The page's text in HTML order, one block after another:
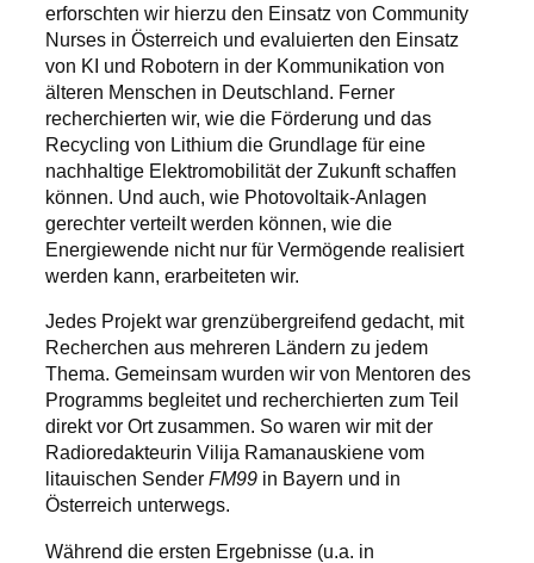
erforschten wir hierzu den Einsatz von Community
Nurses in Österreich und evaluierten den Einsatz
von KI und Robotern in der Kommunikation von
älteren Menschen in Deutschland. Ferner
recherchierten wir, wie die Förderung und das
Recycling von Lithium die Grundlage für eine
nachhaltige Elektromobilität der Zukunft schaffen
können. Und auch, wie Photovoltaik-Anlagen
gerechter verteilt werden können, wie die
Energiewende nicht nur für Vermögende realisiert
werden kann, erarbeiteten wir.
Jedes Projekt war grenzübergreifend gedacht, mit
Recherchen aus mehreren Ländern zu jedem
Thema. Gemeinsam wurden wir von Mentoren des
Programms begleitet und recherchierten zum Teil
direkt vor Ort zusammen. So waren wir mit der
Radioredakteurin Vilija Ramanauskiene vom
litauischen SenderFM99 in Bayern und in
Österreich unterwegs.
Während die ersten Ergebnisse (u.a. in